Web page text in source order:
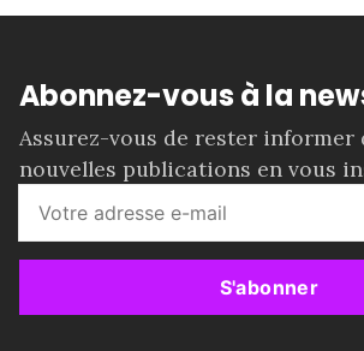
Abonnez-vous à la
Assurez-vous de rester informer
nouvelles publications en vous
S'abonner